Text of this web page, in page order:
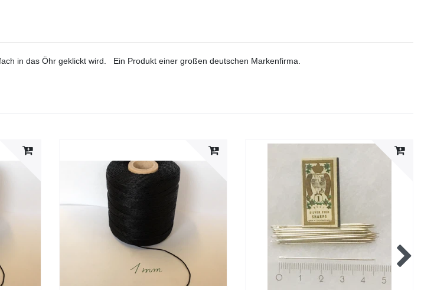
in das Öhr geklickt wird. Ein Produkt einer großen deutschen Markenfirma.